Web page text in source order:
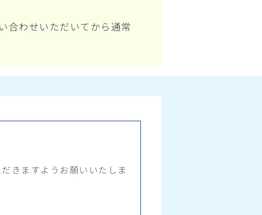
合わせいただいてから通常
きますようお願いいたしま